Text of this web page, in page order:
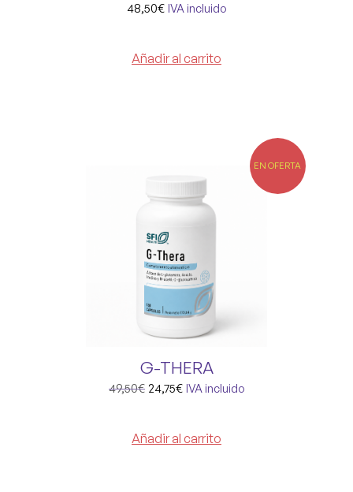
48,50€ IVA incluido
Añadir al carrito
EN OFERTA
G-THERA
49,50€ 24,75€ IVA incluido
Añadir al carrito